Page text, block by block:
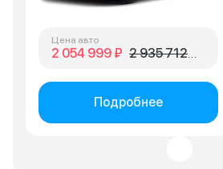
Цена авто
2 054 999 ₽ 2 935 712 ₽
Подробнее